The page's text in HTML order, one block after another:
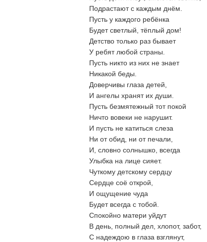
Подрастают с каждым днём.
Пусть у каждого ребёнка
Будет светлый, тёплый дом!
Детство только раз бывает
У ребят любой страны.
Пусть никто из них не знает
Никакой беды.
Доверчивы глаза детей,
И ангелы хранят их души.
Пусть безмятежный тот покой
Ничто вовеки не нарушит.
И пусть не катиться слеза
Ни от обид, ни от печали,
И, словно солнышко, всегда
Улыбка на лице сияет.
Чуткому детскому сердцу
Сердце соё открой,
И ощущение чуда
Будет всегда с тобой.
Спокойно матери уйдут
В день, полный дел, хлопот, забот,
С надеждою в глаза взглянут,